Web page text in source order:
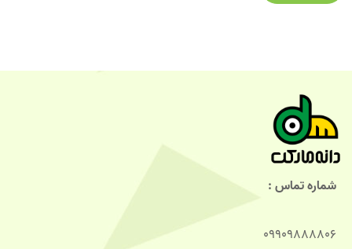
شماره تماس :
09909888806